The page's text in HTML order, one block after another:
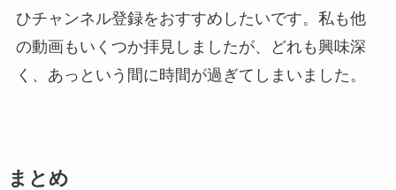
ひチャンネル登録をおすすめしたいです。私も他
の動画もいくつか拝見しましたが、どれも興味深
く、あっという間に時間が過ぎてしまいました。
まとめ